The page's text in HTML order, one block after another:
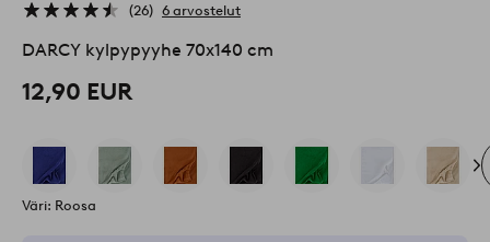
26 6 arvostelut
DARCY kylpypyyhe 70x140 cm
12,90 EUR
Väri: Roosa